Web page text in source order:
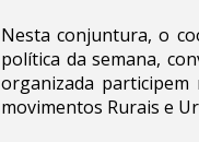
Nesta conjuntura, o
política da semana,
organizada
movimentos Rurais e